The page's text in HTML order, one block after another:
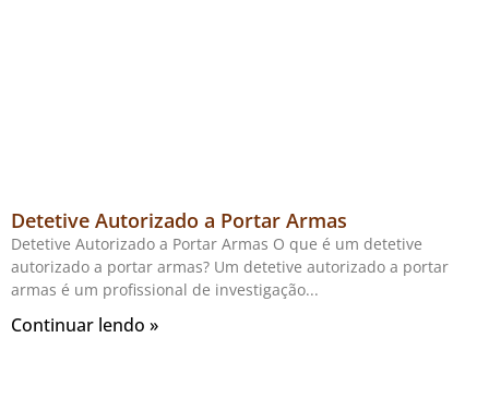
Detetive Autorizado a Portar Armas
Detetive Autorizado a Portar Armas O que é um detetive
autorizado a portar armas? Um detetive autorizado a portar
armas é um profissional de investigação
Continuar lendo »